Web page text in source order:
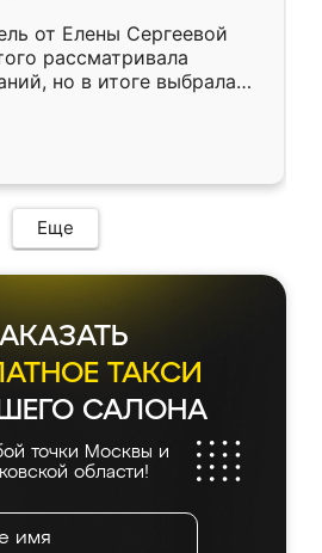
от Елены Сергеевой
рассматривала
но в итоге выбрала
условия, потом
всё спокойно объяснил
в срок, с
на свое место без
Качеством осталась
так, как и ожидала.
Еще
ТАКСИ
САЛОНА
точки Москвы и
области!